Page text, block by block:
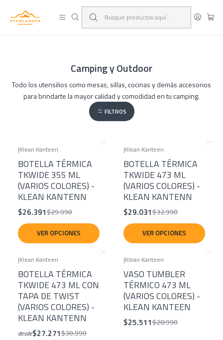
¡Viaja y deja las excusas!
Camping y Outdoor
Todo los utensilios como mesas, sillas, cocinas y demás accesorios
para brindarte la mayor calidad y comodidad en tu camping.
FILTROS
|Klean Kanteen
BOTELLA TÉRMICA
TKWIDE 355 ML
(VARIOS COLORES) -
KLEAN KANTENN
$26.391$29.990
VER OPCIONES
|Klean Kanteen
BOTELLA TÉRMICA
TKWIDE 473 ML
(VARIOS COLORES) -
KLEAN KANTENN
$29.031$32.990
VER OPCIONES
|Klean Kanteen
BOTELLA TÉRMICA
TKWIDE 473 ML CON
TAPA DE TWIST
(VARIOS COLORES) -
KLEAN KANTENN
desde$27.271$30.990
|Klean Kanteen
VASO TUMBLER
TÉRMICO 473 ML
(VARIOS COLORES) -
KLEAN KANTEEN
$25.511$28.990